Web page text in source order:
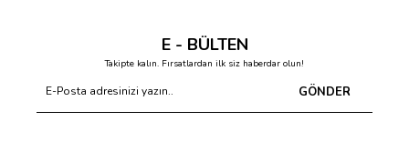
E - BÜLTEN
Takipte kalın. Fırsatlardan ilk siz haberdar olun!
GÖNDER